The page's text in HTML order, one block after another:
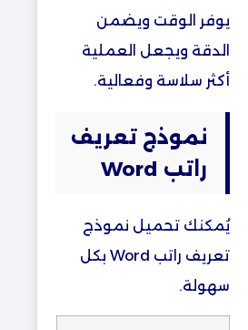
يوفر الوقت ويضمن
الدقة ويجعل العملية
أكثر سلاسة وفعالية.
نموذج تعريف
راتب Word
يُمكنك تحميل نموذج
تعريف راتب Word بكل
سهولة.